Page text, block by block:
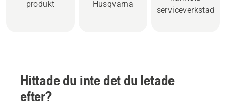
produkt
Husqvarna
serviceverkstad
Hittade du inte det du letade
efter?